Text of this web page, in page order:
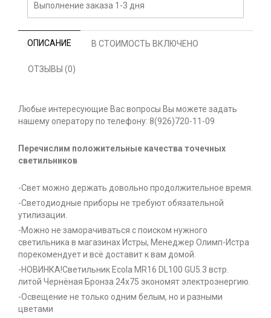
Выполнение заказа 1-3 дня
ОПИСАНИЕ В СТОИМОСТЬ ВКЛЮЧЕНО
ОТЗЫВЫ (0)
Любые интересующие Вас вопросы Вы можете задать
нашему оператору по телефону: 8(926)720-11-09
Перечислим положительные качества точечных
светильников
-Свет можно держать довольно продолжительное время.
-Светодиодные приборы не требуют обязательной
утилизации.
-Можно не заморачиваться с поиском нужного
светильника в магазинах Истры, Менеджер Олимп-Истра
порекомендует и всё доставит к вам домой.
-НОВИНКА!Светильник Ecola MR16 DL100 GU5.3 встр.
литой Чернёная Бронза 24х75 экономят электроэнергию.
-Освещение не только одним белым, но и разными
цветами